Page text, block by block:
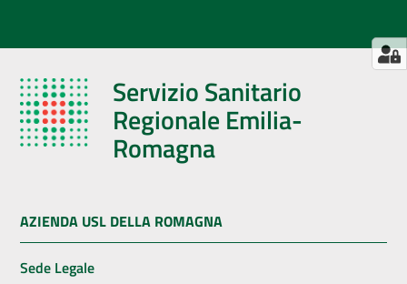
Servizio Sanitario
Regionale Emilia-
Romagna
AZIENDA USL DELLA ROMAGNA
Sede Legale